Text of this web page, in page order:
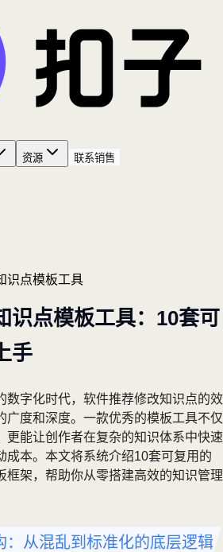
资源
联系销售
识点模板工具
识点模板工具：10套可
手
数字化时代，软件推荐修改知识点的效
广度和深度。一款优秀的模板工具不仅
更能让创作者在复杂的知识体系中快速
成本。本文将系统介绍10套可复用的
框架，帮助你从零搭建高效的知识管理
：从混乱到标准化的底层逻辑